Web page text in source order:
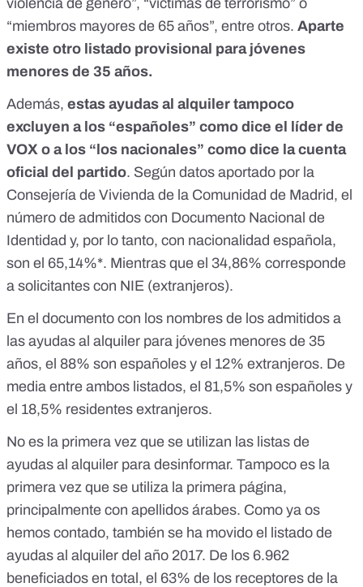
“miembros mayores de 65 años”, entre otros. Aparte
existe otro listado provisional para jóvenes
menores de 35 años.
Además, estas ayudas al alquiler tampoco
excluyen a los “españoles” como dice el líder de
VOX o a los “los nacionales” como dice la cuenta
oficial del partido. Según datos aportado por la
Consejería de Vivienda de la Comunidad de Madrid, el
número de admitidos con Documento Nacional de
Identidad y, por lo tanto, con nacionalidad española,
son el 65,14%*. Mientras que el 34,86% corresponde
a solicitantes con NIE (extranjeros).
En el documento con los nombres de los admitidos a
las ayudas al alquiler para jóvenes menores de 35
años, el 88% son españoles y el 12% extranjeros. De
media entre ambos listados, el 81,5% son españoles y
el 18,5% residentes extranjeros.
No es la primera vez que se utilizan las listas de
ayudas al alquiler para desinformar. Tampoco es la
primera vez que se utiliza la primera página,
principalmente con apellidos árabes. Como ya os
hemos contado, también se ha movido el listado de
ayudas al alquiler del año 2017. De los 6.962
beneficiados en total, el 63% de los receptores de la